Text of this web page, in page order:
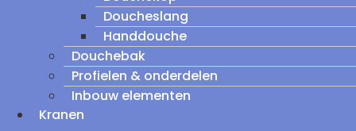
Doucheslang
Handdouche
Douchebak
Profielen & onderdelen
Inbouw elementen
Kranen